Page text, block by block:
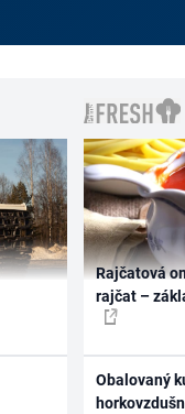
Rajčatová
rajčat –
Obalovaný